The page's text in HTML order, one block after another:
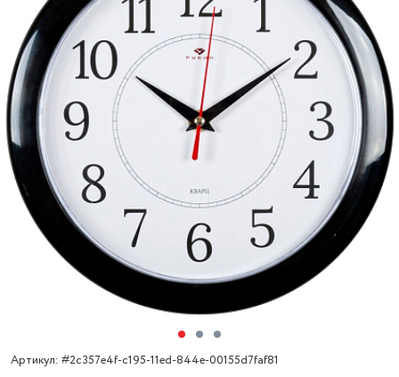
Артикул: #2c357e4f-c195-11ed-844e-00155d7faf81